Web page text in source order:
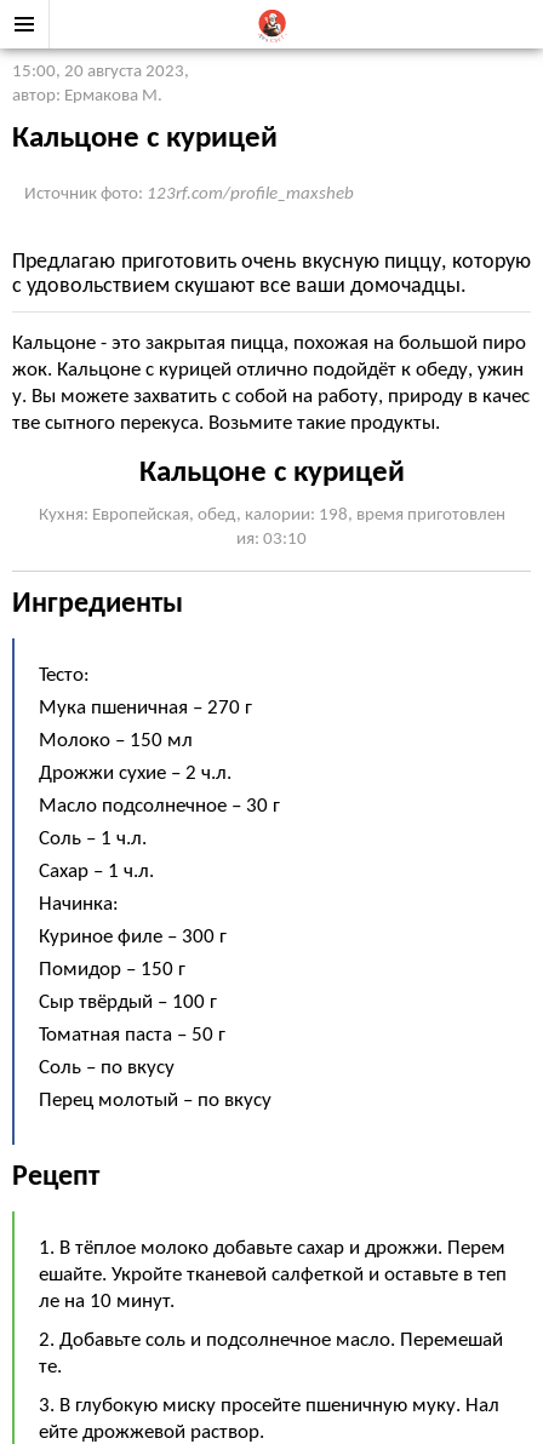
15:00, 20 августа 2023,
автор: Ермакова М.
Кальцоне с курицей
Источник фото: 123rf.com/profile_maxsheb
Предлагаю приготовить очень вкусную пиццу, которую
с удовольствием скушают все ваши домочадцы.
Кальцоне - это закрытая пицца, похожая на большой пиро
жок. Кальцоне с курицей отлично подойдёт к обеду, ужин
у. Вы можете захватить с собой на работу, природу в качес
тве сытного перекуса. Возьмите такие продукты.
Кальцоне с курицей
Кухня: Европейская, обед, калории: 198, время приготовлен
ия: 03:10
Ингредиенты
Тесто:
Мука пшеничная – 270 г
Молоко – 150 мл
Дрожжи сухие – 2 ч.л.
Масло подсолнечное – 30 г
Соль – 1 ч.л.
Сахар – 1 ч.л.
Начинка:
Куриное филе – 300 г
Помидор – 150 г
Сыр твёрдый – 100 г
Томатная паста – 50 г
Соль – по вкусу
Перец молотый – по вкусу
Рецепт
1. В тёплое молоко добавьте сахар и дрожжи. Перем
ешайте. Укройте тканевой салфеткой и оставьте в теп
ле на 10 минут.
2. Добавьте соль и подсолнечное масло. Перемешай
те.
3. В глубокую миску просейте пшеничную муку. Нал
ейте дрожжевой раствор.